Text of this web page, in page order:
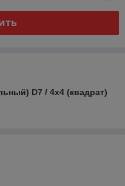
D7 / 4х4 (квадрат)